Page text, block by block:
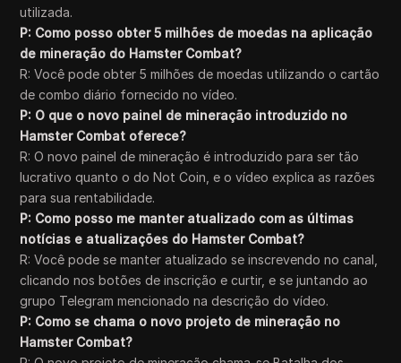
utilizada.
P: Como posso obter 5 milhões de moedas na aplicação
de mineração do Hamster Combat?
R: Você pode obter 5 milhões de moedas utilizando o cartão
de combo diário fornecido no vídeo.
P: O que o novo painel de mineração introduzido no
Hamster Combat oferece?
R: O novo painel de mineração é introduzido para ser tão
lucrativo quanto o do Not Coin, e o vídeo explica as razões
para sua rentabilidade.
P: Como posso me manter atualizado com as últimas
notícias e atualizações do Hamster Combat?
R: Você pode se manter atualizado se inscrevendo no canal,
clicando nos botões de inscrição e curtir, e se juntando ao
grupo Telegram mencionado na descrição do vídeo.
P: Como se chama o novo projeto de mineração no
Hamster Combat?